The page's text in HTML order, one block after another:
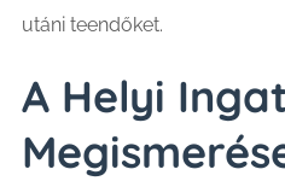
utáni teendőket.
A Helyi